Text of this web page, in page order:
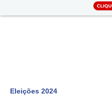
Eleições 2024